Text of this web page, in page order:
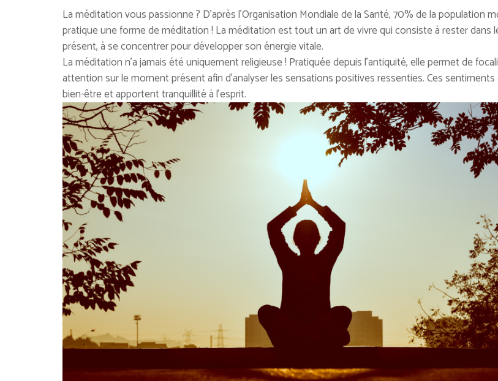
La méditation vous passionne ? D’après l’Organisation Mondiale de la Santé, 70% de la population
pratique une forme de méditation ! La méditation est tout un art de vivre qui consiste à rester dans
présent, à se concentrer pour développer son énergie vitale.
La méditation n’a jamais été uniquement religieuse ! Pratiquée depuis l’antiquité, elle permet de
attention sur le moment présent afin d’analyser les sensations positives ressenties. Ces
bien-être et apportent tranquillité à l’esprit.